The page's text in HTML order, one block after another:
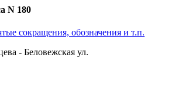
N 180
сокращения, обозначения и т.п.
- Беловежская ул.